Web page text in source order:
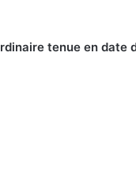
tenue en